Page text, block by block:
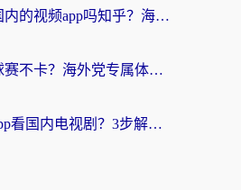
在国外可以看国内的视频app吗知乎？海外党亲测有效的追剧加速方案
在国外怎么看球赛不卡？海外党专属体育直播自由指南
在国外用什么app看国内电视剧？3步解决版权限制+卡顿难题